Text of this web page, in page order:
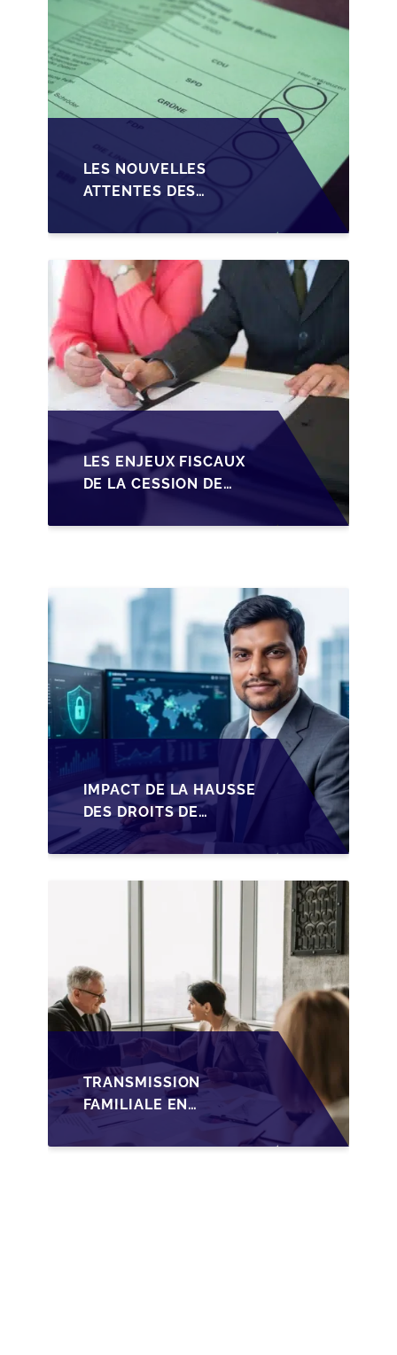
LES NOUVELLES
ATTENTES DES
TRANSMISSION DES
PME BELGES
LES ENJEUX FISCAUX
DE LA CESSION DE
LES DIRIGEANTS DE
IMPACT DE LA HAUSSE
DES DROITS DE
SUCCESSION EN
WALLONIE SUR LA
TRANSMISSION
TRANSMISSION
FAMILIALE EN
WALLONIE :
NOUVELLES